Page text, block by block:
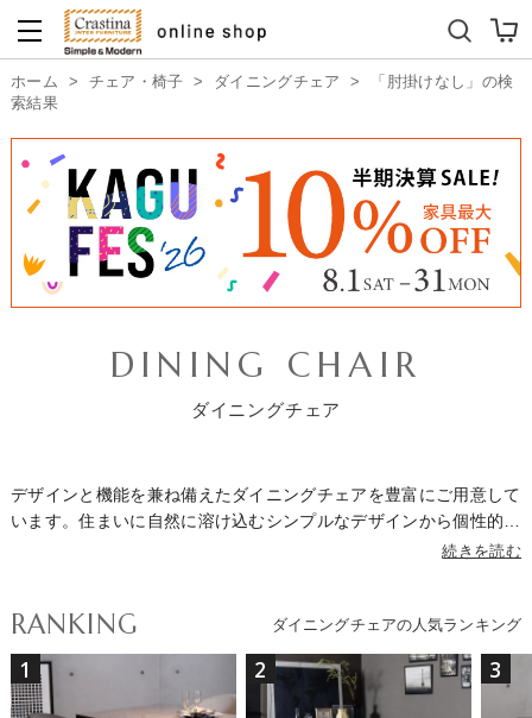
ダイニングテーブルセット
ホーム > チェア・椅子 > ダイニングチェア >
「肘掛けなし」の検
索結果
DINING CHAIR
ダイニングチェア
デザインと機能を兼ね備えたダイニングチェアを豊富にご用意して
います。住まいに自然に溶け込むシンプルなデザインから個性的で
おしゃれなデザインまで幅広くラインナップ。素材はモダンインテ
ます。カラーはブラック・ホワイト・グレーなどのモノトーンか
ら、グリーン・レッド・ブルー・イエローなど空間のアクセントに
なる色まで揃っています。座面のクッション性、背もたれの高さ、
肘掛けの有無などによって座り心地が変わり、昇降や回転などの機
続きを読む
RANKING ダイニングチェアの人気ランキング
1 2 3